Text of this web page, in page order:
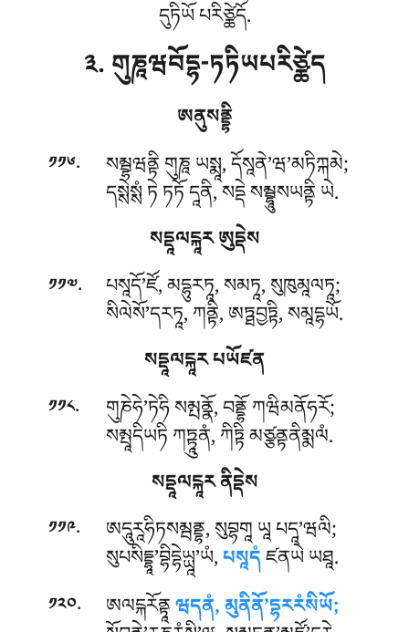
དུཏིཡོ པརིཙྪེདོ.
༣. གུཎཱཝབོདྷ-ཏཏིཡཔརིཙྪེད
ཨནུསནྡྷི
༡༡༦. སམྦྷཝནྟིགུཎཱ ཡསྨཱ, དོསཱནེ’ཝ’མཏིཀྐམེ;
དསྶེསྶཾ ཏེ ཏཏོ དཱནི, སདྡེ སམྦྷཱུསཡནྟི ཡེ.
སདྡཱལངྐཱར ཨུདྡེས
༡༡༧. པསཱདོ’ཛོ, མདྷུརཏཱ, སམཏཱ, སུཁུམཱལཏཱ;
སིལེསོ’དརཏཱ, ཀནྟི, ཨཏྠབྱཏྟི, སམཱདྷཡོ.
སདྡཱལངྐཱར པཡོཛན
༡༡༨. གུཎེཧེ’ཏེཧི སམྤནྣོ, བནྡྷོ ཀཝིམནོཧརོ;
སམྤཱདིཡཏི ཀཏྟཱུནཾ, ཀིཏྟི མཙྩནྟནིམྨལཾ.
སདྡཱལངྐཱར ནིདྡེས
༡༡༩. ཨདཱུརཱཧིཏསམྦནྡྷ, སུབྷགཱ ཡཱ པདཱ’ཝལི;
སུཔསིདྡྷཱ’བྷིདྷེཡྻཱ’ཡཾ,པསཱདཾཛནཡེ ཡཐཱ.
༡༢༠. ཨལངྐརོནྟཱཝདནཾ, མུནིནོ’དྷརརཾསིཡོ;